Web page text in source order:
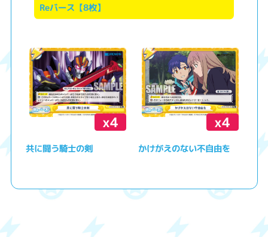
Reバース【8枚】
x4
共に闘う騎士の剣
x4
かけがえのない不自由を